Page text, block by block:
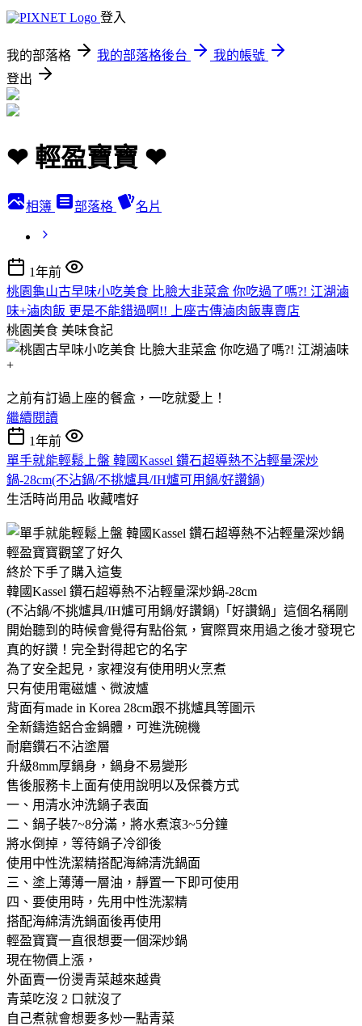
登入
我的部落格 我的部落格後台
我的帳號
登出
❤ 輕盈寶寶 ❤
相簿 部落格 名片
1年前
桃園龜山古早味小吃美食 比臉大韭菜盒 你吃過了嗎?! 江湖滷
味+滷肉飯 更是不能錯過啊!! 上座古傳滷肉飯專賣店
桃園美食 美味食記
之前有訂過上座的餐盒，一吃就愛上！
繼續閱讀
1年前
單手就能輕鬆上盤 韓國Kassel 鑽石超導熱不沾輕量深炒
鍋-28cm(不沾鍋/不挑爐具/IH爐可用鍋/好讚鍋)
生活時尚用品 收藏嗜好
輕盈寶寶觀望了好久
終於下手了購入這隻
韓國Kassel 鑽石超導熱不沾輕量深炒鍋-28cm
(不沾鍋/不挑爐具/IH爐可用鍋/好讚鍋)「好讚鍋」這個名稱剛
開始聽到的時候會覺得有點俗氣，實際買來用過之後才發現它
真的好讚！完全對得起它的名字
為了安全起見，家裡沒有使用明火烹煮
只有使用電磁爐、微波爐
背面有made in Korea 28cm跟不挑爐具等圖示
全新鑄造鋁合金鍋體，可進洗碗機
耐磨鑽石不沾塗層
升級8mm厚鍋身，鍋身不易變形
售後服務卡上面有使用說明以及保養方式
一、用清水沖洗鍋子表面
二、鍋子裝7~8分滿，將水煮滾3~5分鐘
將水倒掉，等待鍋子冷卻後
使用中性洗潔精搭配海綿清洗鍋面
三、塗上薄薄一層油，靜置一下即可使用
四、要使用時，先用中性洗潔精
搭配海綿清洗鍋面後再使用
輕盈寶寶一直很想要一個深炒鍋
現在物價上漲，
外面賣一份燙青菜越來越貴
青菜吃沒 2 口就沒了
自己煮就會想要多炒一點青菜